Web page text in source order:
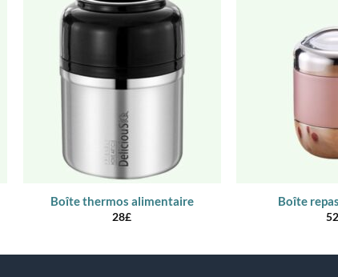
Boîte thermos alimentaire
28£
Boîte
52